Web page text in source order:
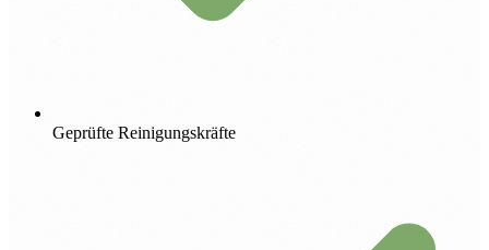
Geprüfte Reinigungskräfte